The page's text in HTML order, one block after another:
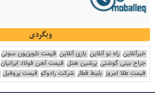
وبگردی
خبرآنلاین راه نو آنلاین بازی آنلاین قیمت تلویزیون سونی
جراح بینی گوشتی پرشین هتل قیمت آهن فولاد ایرانیان
قیمت طلا امروز بلیط قطار شرکت رادوکو قیمت پروفیل